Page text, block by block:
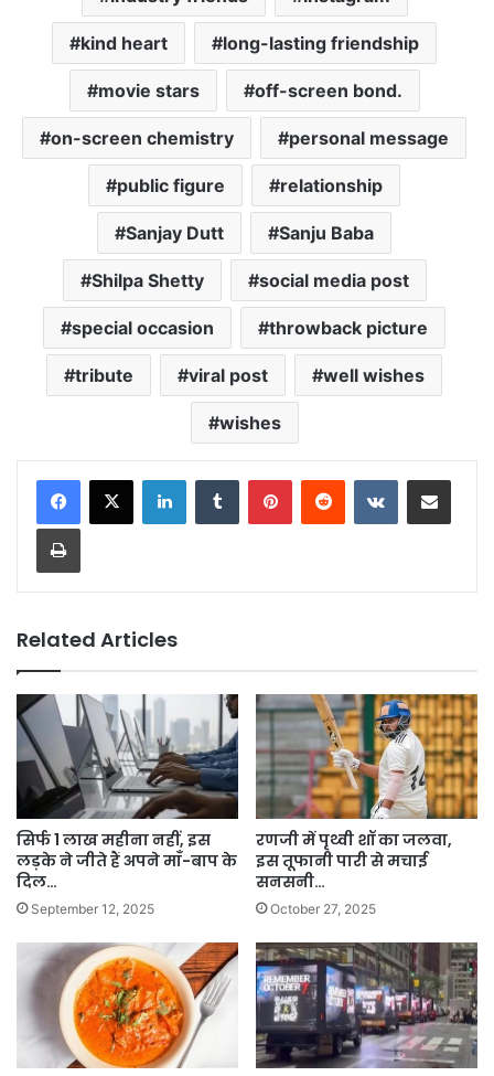
kind heart long-lasting friendship
movie stars off-screen bond.
on-screen chemistry personal message
public figure relationship
Sanjay Dutt Sanju Baba
Shilpa Shetty social media post
special occasion throwback picture
tribute viral post well wishes
wishes
LinkedInTumblr PinterestReddit VKontakteShare via Email
Print
Related Articles
सिर्फ 1 लाख महीना नहीं, इस
लड़के ने जीते हैं अपने माँ-बाप के
दिल…
September 12, 2025
रणजी में पृथ्वी शॉ का जलवा,
इस तूफानी पारी से मचाई
सनसनी…
October 27, 2025